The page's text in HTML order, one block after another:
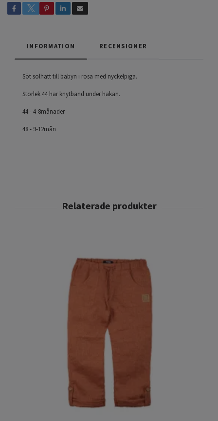
INFORMATION RECENSIONER
Söt solhatt till babyn i rosa med nyckelpiga.
Storlek 44 har knytband under hakan.
44 - 4-8månader
48 - 9-12mån